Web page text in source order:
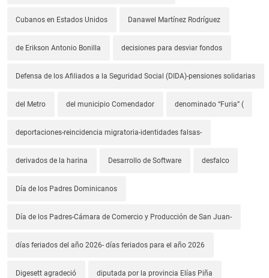
Cubanos en Estados Unidos Danawel Martínez Rodríguez
de Erikson Antonio Bonilla decisiones para desviar fondos
Defensa de los Afiliados a la Seguridad Social (DIDA)-pensiones solidarias
del Metro del municipio Comendador denominado “Furia” (
deportaciones-reincidencia migratoria-identidades falsas-
derivados de la harina Desarrollo de Software desfalco
Día de los Padres Dominicanos
Día de los Padres-Cámara de Comercio y Producción de San Juan-
días feriados del año 2026- días feriados para el año 2026
Digesett agradeció diputada por la provincia Elías Piña